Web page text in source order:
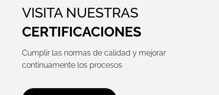
VISITA NUESTRAS
CERTIFICACIONES
Cumplir las normas de calidad y mejorar
continuamente los procesos